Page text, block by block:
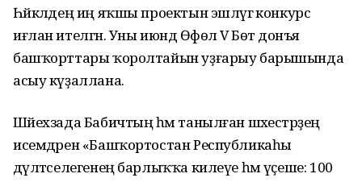
Һәйкәлдең иң яҡшы проектын эшләүгә конкурс
иғлан ителгән. Уны июндә Өфөлә V Бөтә донъя
башҡорттары ҡоролтайын уҙғарыу барышында
асыу күҙаллана.
Шәйехзада Бабичтың һәм танылған шәхестәрҙең
исемдәрен «Башҡортостан Республикаһы
дәүләтселегенең барлыҡҡа килеүе һәм үҫеше: 100